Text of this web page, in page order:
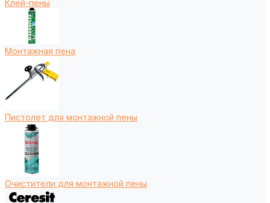
Клей-пены
Монтажная пена
Пистолет для монтажной пены
Очистители для монтажной пены